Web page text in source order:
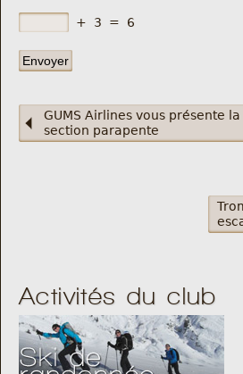
+ 3 = 6
GUMS Airlines vous présente la
section parapente
Activités du club